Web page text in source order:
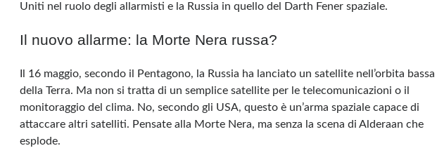
Uniti nel ruolo degli allarmisti e la Russia in quello del Darth Fener spaziale.
Il nuovo allarme: la Morte Nera russa?
Il 16 maggio, secondo il Pentagono, la Russia ha lanciato un satellite nell’orbita bassa
della Terra. Ma non si tratta di un semplice satellite per le telecomunicazioni o il
monitoraggio del clima. No, secondo gli USA, questo è un’arma spaziale capace di
attaccare altri satelliti. Pensate alla Morte Nera, ma senza la scena di Alderaan che
esplode.